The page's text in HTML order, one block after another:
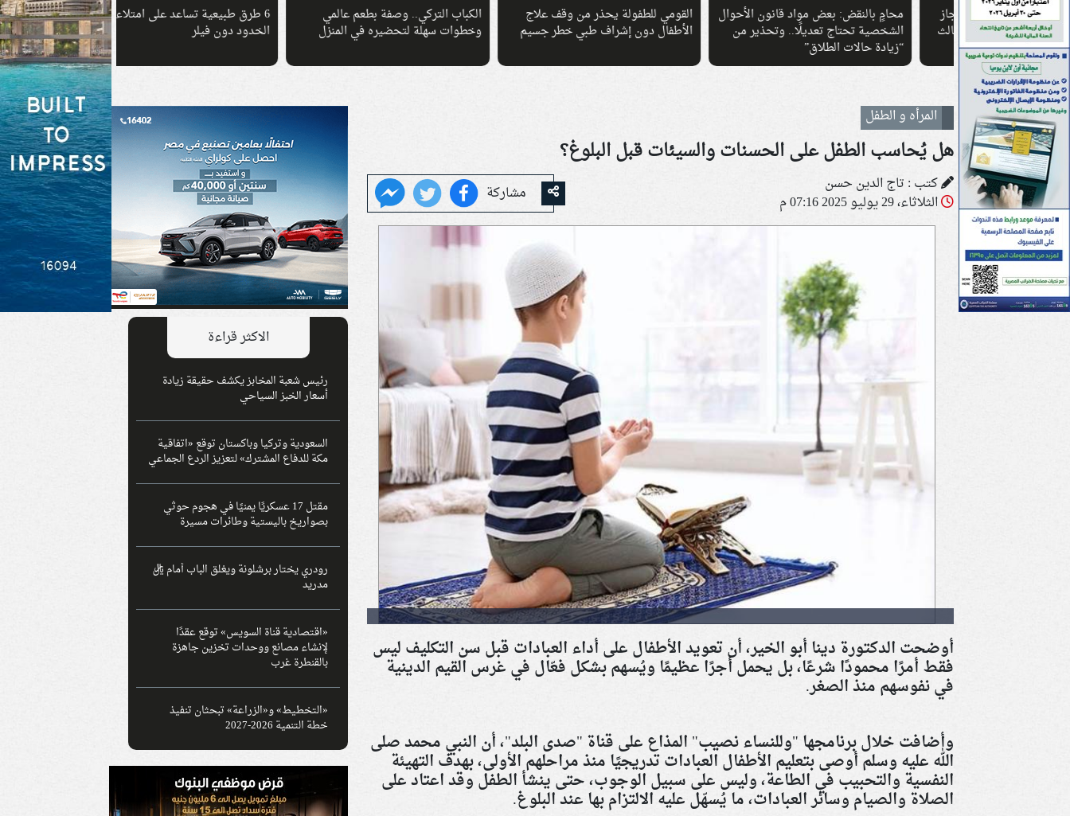
بعد إنجاز
المركز الثالث
محامٍ بالنقض: بعض مواد قانون الأحوال
الشخصية تحتاج تعديلًا.. وتحذير من
“زيادة حالات الطلاق”
القومي للطفولة يحذر من وقف علاج
الأطفال دون إشراف طبي خطر جسيم
الكباب التركي.. وصفة بطعم عالمي
وخطوات سهلة لتحضيره في المنزل
6 طرق طبيعية تساعد على امتلاء
الخدود دون فيلر
8 عادات يومية
جسم منعشة طوال
والروائح الكريهة
المرأه و الطفل
هل يُحاسب الطفل على الحسنات والسيئات قبل البلوغ؟
كتب : تاج الدين حسن
الثلاثاء، 29 يوليو 2025 07:16 م
مشاركة
أوضحت الدكتورة دينا أبو الخير، أن تعويد الأطفال على أداء العبادات قبل سن التكليف ليس
فقط أمرًا محمودًا شرعًا، بل يحمل أجرًا عظيمًا ويُسهم بشكل فعّال في غرس القيم الدينية
في نفوسهم منذ الصغر.
وأضافت خلال برنامجها "وللنساء نصيب" المذاع على قناة "صدى البلد"، أن النبي محمد صلى
الله عليه وسلم أوصى بتعليم الأطفال العبادات تدريجيًا منذ مراحلهم الأولى، بهدف التهيئة
النفسية والتحبيب في الطاعة، وليس على سبيل الوجوب، حتى ينشأ الطفل وقد اعتاد على
الصلاة والصيام وسائر العبادات، ما يُسهّل عليه الالتزام بها عند البلوغ.
الاكثر قراءة
رئيس شعبة المخابز يكشف حقيقة زيادة
أسعار الخبز السياحي
السعودية وتركيا وباكستان توقع «اتفاقية
مكة للدفاع المشترك» لتعزيز الردع الجماعي
مقتل 17 عسكريًا يمنيًا في هجوم حوثي
بصواريخ باليستية وطائرات مسيرة
رودري يختار برشلونة ويغلق الباب أمام ريال
مدريد
«اقتصادية قناة السويس» توقع عقدًا
لإنشاء مصانع ووحدات تخزين جاهزة
بالقنطرة غرب
«التخطيط» و«الزراعة» تبحثان تنفيذ
خطة التنمية 2026-2027